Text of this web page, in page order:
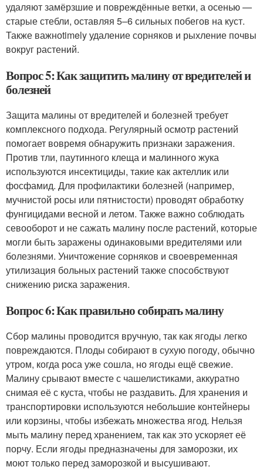
удаляют замёрзшие и повреждённые ветки, а осенью —
старые стебли, оставляя 5–6 сильных побегов на куст.
Также важноtimely удаление сорняков и рыхление почвы
вокруг растений.
Вопрос 5: Как защитить малину от вредителей и
болезней
Защита малины от вредителей и болезней требует
комплексного подхода. Регулярный осмотр растений
помогает вовремя обнаружить признаки заражения.
Против тли, паутинного клеща и малинного жука
используются инсектициды, такие как актеллик или
фосфамид. Для профилактики болезней (например,
мучнистой росы или пятнистости) проводят обработку
фунгицидами весной и летом. Также важно соблюдать
севооборот и не сажать малину после растений, которые
могли быть заражены одинаковыми вредителями или
болезнями. Уничтожение сорняков и своевременная
утилизация больных растений также способствуют
снижению риска заражения.
Вопрос 6: Как правильно собирать малину
Сбор малины проводится вручную, так как ягоды легко
повреждаются. Плоды собирают в сухую погоду, обычно
утром, когда роса уже сошла, но ягоды ещё свежие.
Малину срывают вместе с чашелистиками, аккуратно
снимая её с куста, чтобы не раздавить. Для хранения и
транспортировки используются небольшие контейнеры
или корзины, чтобы избежать множества ягод. Нельзя
мыть малину перед хранением, так как это ускоряет её
порчу. Если ягоды предназначены для заморозки, их
моют только перед заморозкой и высушивают.